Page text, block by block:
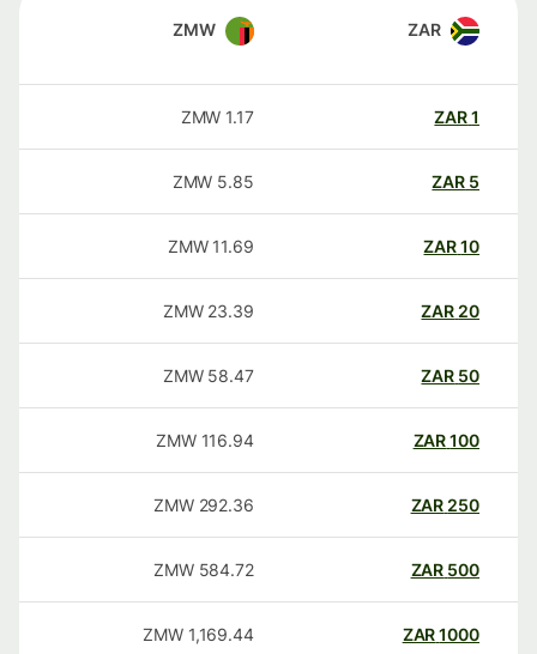
ZAR
ZMW
ZAR
1.17
ZMW
ZAR
5.85
ZMW
ZAR
11.69
ZMW
20
ZAR
23.39
ZMW
50
ZAR
58.47
ZMW
100
ZAR
116.94
ZMW
250
ZAR
292.36
ZMW
500
ZAR
584.72
ZMW
1000
ZAR
1,169.44
ZMW